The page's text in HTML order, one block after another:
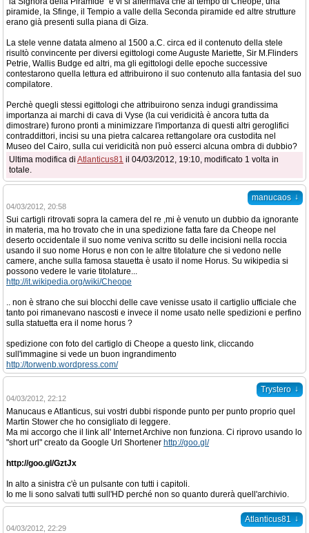
piramide, la Sfinge, il Tempio a valle della Seconda piramide ed altre strutture
erano già presenti sulla piana di Giza.
La stele venne datata almeno al 1500 a.C. circa ed il contenuto della stele
risultò convincente per diversi egittologi come Auguste Mariette, Sir M.Flinders
Petrie, Wallis Budge ed altri, ma gli egittologi delle epoche successive
contestarono quella lettura ed attribuirono il suo contenuto alla fantasia del suo
compilatore.
Perchè quegli stessi egittologi che attribuirono senza indugi grandissima
importanza ai marchi di cava di Vyse (la cui veridicità è ancora tutta da
dimostrare) furono pronti a minimizzare l'importanza di questi altri geroglifici
contraddittori, incisi su una pietra calcarea rettangolare ora custodita nel
Museo del Cairo, sulla cui veridicità non può esserci alcuna ombra di dubbio?
Ultima modifica di Atlanticus81 il 04/03/2012, 19:10, modificato 1 volta in
totale.
manucaos ↓
04/03/2012, 20:58
Sui cartigli ritrovati sopra la camera del re ,mi è venuto un dubbio da ignorante
in materia, ma ho trovato che in una spedizione fatta fare da Cheope nel
deserto occidentale il suo nome veniva scritto su delle incisioni nella roccia
usando il suo nome Horus e non con le altre titolature che si vedono nelle
camere, anche sulla famosa stauetta è usato il nome Horus. Su wikipedia si
possono vedere le varie titolature...
http://it.wikipedia.org/wiki/Cheope
.. non è strano che sui blocchi delle cave venisse usato il cartiglio ufficiale che
tanto poi rimanevano nascosti e invece il nome usato nelle spedizioni e perfino
sulla statuetta era il nome horus ?
spedizione con foto del cartiglo di Cheope a questo link, cliccando
sull'immagine si vede un buon ingrandimento
http://torwenb.wordpress.com/
Trystero ↓
04/03/2012, 22:12
Manucaus e Atlanticus, sui vostri dubbi risponde punto per punto proprio quel
Martin Stower che ho consigliato di leggere.
Ma mi accorgo che il link all' Internet Archive non funziona. Ci riprovo usando lo
"short url" creato da Google Url Shortener http://goo.gl/
http://goo.gl/GztJx
In alto a sinistra c'è un pulsante con tutti i capitoli.
Io me li sono salvati tutti sull'HD perché non so quanto durerà quell'archivio.
Atlanticus81 ↓
04/03/2012, 22:29